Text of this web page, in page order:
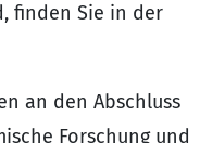
finden Sie in der
an den Abschluss
Forschung und